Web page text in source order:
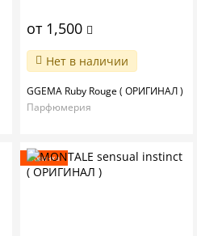
от 1,500
Нет в наличии
GGEMA Ruby Rouge ( ОРИГИНАЛ )
Парфюмерия
Новинка